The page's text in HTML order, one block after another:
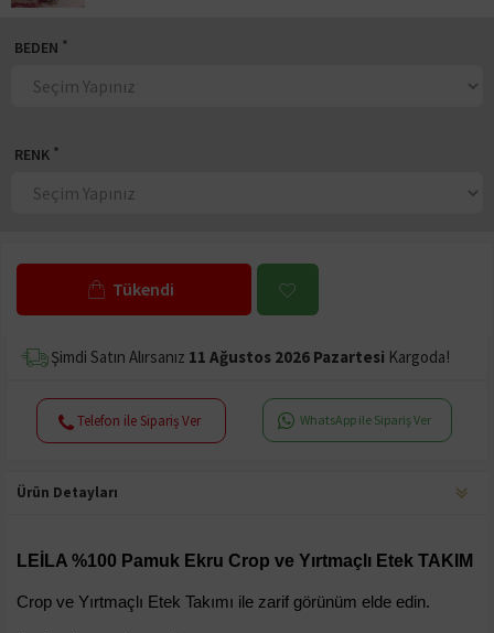
BEDEN
RENK
Tükendi
Şimdi Satın Alırsanız 11 Ağustos 2026 Pazartesi Kargoda!
Telefon ile Sipariş Ver WhatsApp ile Sipariş Ver
Ürün Detayları
LEİLA %100 Pamuk Ekru Crop ve Yırtmaçlı Etek TAKIM
Crop ve Yırtmaçlı Etek Takımı ile zarif görünüm elde edin.